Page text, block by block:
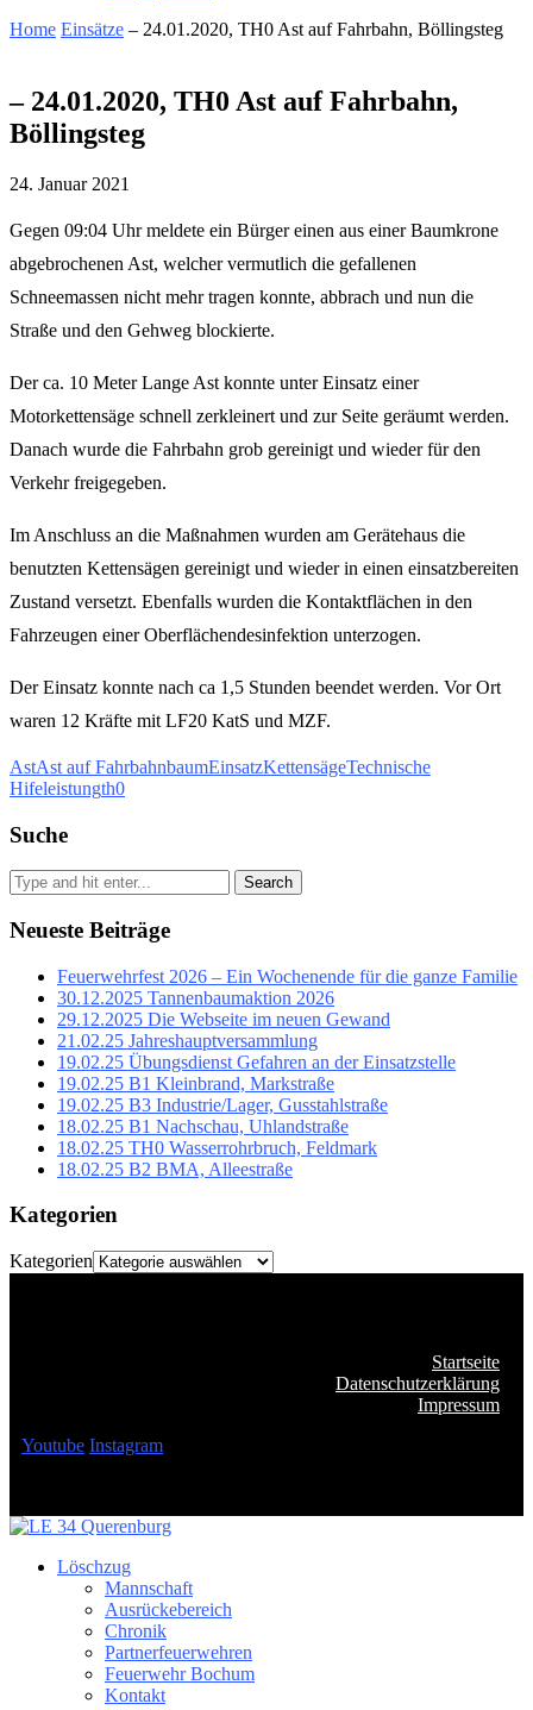
Home Einsätze – 24.01.2020, TH0 Ast auf Fahrbahn, Böllingsteg
– 24.01.2020, TH0 Ast auf Fahrbahn,
Böllingsteg
24. Januar 2021
Gegen 09:04 Uhr meldete ein Bürger einen aus einer Baumkrone
abgebrochenen Ast, welcher vermutlich die gefallenen
Schneemassen nicht mehr tragen konnte, abbrach und nun die
Straße und den Gehweg blockierte.
Der ca. 10 Meter Lange Ast konnte unter Einsatz einer
Motorkettensäge schnell zerkleinert und zur Seite geräumt werden.
Danach wurde die Fahrbahn grob gereinigt und wieder für den
Verkehr freigegeben.
Im Anschluss an die Maßnahmen wurden am Gerätehaus die
benutzten Kettensägen gereinigt und wieder in einen einsatzbereiten
Zustand versetzt. Ebenfalls wurden die Kontaktflächen in den
Fahrzeugen einer Oberflächendesinfektion unterzogen.
Der Einsatz konnte nach ca 1,5 Stunden beendet werden. Vor Ort
waren 12 Kräfte mit LF20 KatS und MZF.
AstAst auf FahrbahnbaumEinsatzKettensägeTechnische
Hifeleistungth0
Suche
Search
Neueste Beiträge
Feuerwehrfest 2026 – Ein Wochenende für die ganze Familie
30.12.2025 Tannenbaumaktion 2026
29.12.2025 Die Webseite im neuen Gewand
21.02.25 Jahreshauptversammlung
19.02.25 Übungsdienst Gefahren an der Einsatzstelle
19.02.25 B1 Kleinbrand, Markstraße
19.02.25 B3 Industrie/Lager, Gusstahlstraße
18.02.25 B1 Nachschau, Uhlandstraße
18.02.25 TH0 Wasserrohrbruch, Feldmark
18.02.25 B2 BMA, Alleestraße
Kategorien
Kategorien
Startseite
Datenschutzerklärung
Impressum
Youtube Instagram
Löschzug
Mannschaft
Ausrückebereich
Chronik
Partnerfeuerwehren
Feuerwehr Bochum
Kontakt